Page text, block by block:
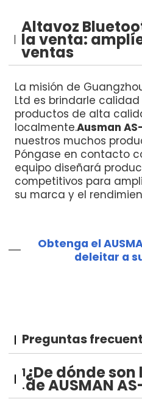
Altavoz
la venta:
ventas
La misión de
Ltd es brindarle
productos de alta
localmente.Ausman
nuestros muchos
Póngase en contacto
equipo diseñará
competitivos para
su marca y el
Obtenga el
deleitar a
Preguntas
1
.
¿De dónde
de AUSMAN